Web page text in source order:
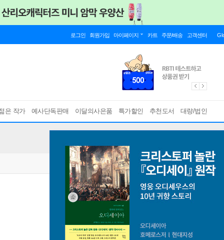
로그인 회원가입 마이페이지 카트 주문/배송 고객센터
은 작가 예사단독판매 이달의사은품 특가할인 추천도서 대량/법인